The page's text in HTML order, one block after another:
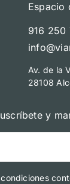
Espacio
916 250
Av. de la
28108
y